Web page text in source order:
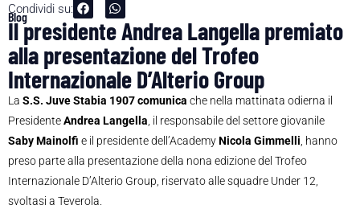
Condividi su:
Blog
Il presidente Andrea Langella premiato
alla presentazione del Trofeo
Internazionale D’Alterio Group
La S.S. Juve Stabia 1907 comunica che nella mattinata odierna il
PresidenteAndrea Langella , il responsabile del settore giovanile
Saby Mainolfi e il presidente dell’AcademyNicola Gimmelli , hanno
preso parte alla presentazione della nona edizione del Trofeo
Internazionale D’Alterio Group, riservato alle squadre Under 12,
svoltasi a Teverola.